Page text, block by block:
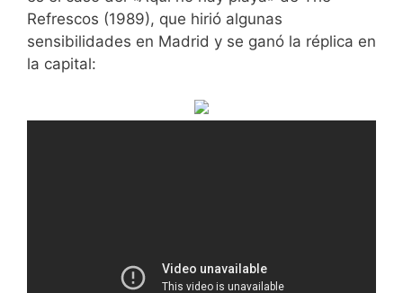
Refrescos (1989), que hirió algunas
sensibilidades en Madrid y se ganó la réplica en
la capital: